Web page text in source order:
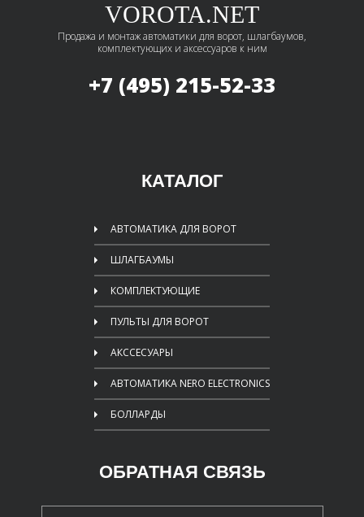
VOROTA.NET
Продажа и монтаж автоматики для ворот, шлагбаумов,
комплектующих и аксессуаров к ним
+7 (495) 215-52-33
КАТАЛОГ
АВТОМАТИКА ДЛЯ ВОРОТ
ШЛАГБАУМЫ
КОМПЛЕКТУЮЩИЕ
ПУЛЬТЫ ДЛЯ ВОРОТ
АКССЕСУАРЫ
АВТОМАТИКА NERO ELECTRONICS
БОЛЛАРДЫ
ОБРАТНАЯ СВЯЗЬ